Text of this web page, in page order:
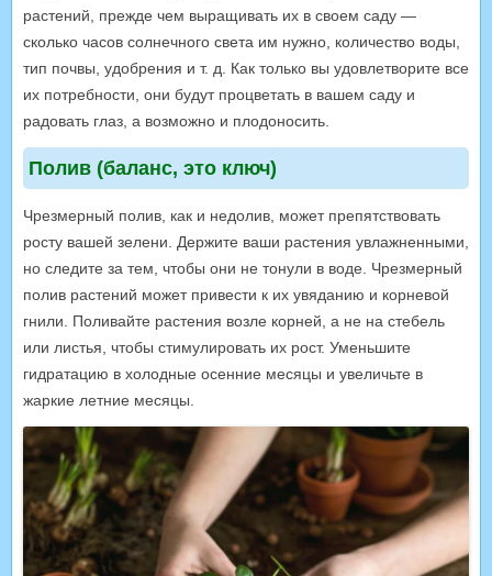
растений, прежде чем выращивать их в своем саду —
сколько часов солнечного света им нужно, количество воды,
тип почвы, удобрения и т. д. Как только вы удовлетворите все
их потребности, они будут процветать в вашем саду и
радовать глаз, а возможно и плодоносить.
Полив (баланс, это ключ)
Чрезмерный полив, как и недолив, может препятствовать
росту вашей зелени. Держите ваши растения увлажненными,
но следите за тем, чтобы они не тонули в воде. Чрезмерный
полив растений может привести к их увяданию и корневой
гнили. Поливайте растения возле корней, а не на стебель
или листья, чтобы стимулировать их рост. Уменьшите
гидратацию в холодные осенние месяцы и увеличьте в
жаркие летние месяцы.